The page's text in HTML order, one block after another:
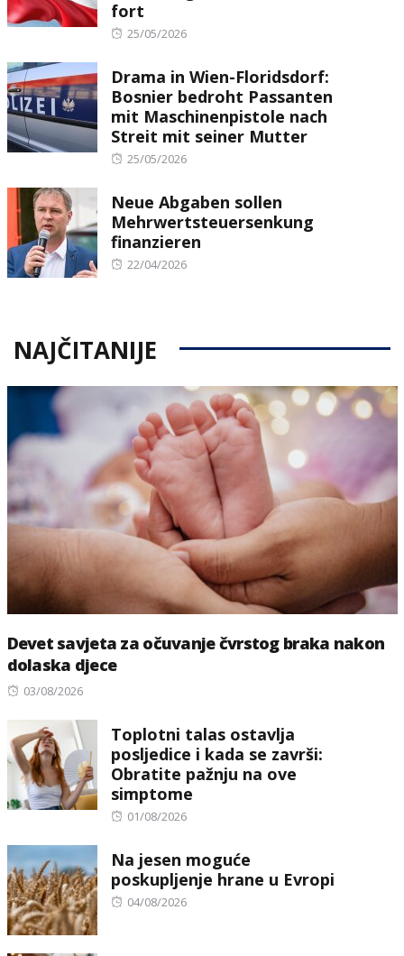
fort
Posted
25/05/2026
Drama in Wien-Floridsdorf:
Bosnier bedroht Passanten
mit Maschinenpistole nach
Streit mit seiner Mutter
Posted
25/05/2026
Neue Abgaben sollen
Mehrwertsteuersenkung
finanzieren
Posted
22/04/2026
NAJČITANIJE
Devet savjeta za očuvanje čvrstog braka nakon
dolaska djece
Posted
03/08/2026
Toplotni talas ostavlja
posljedice i kada se završi:
Obratite pažnju na ove
simptome
Posted
01/08/2026
Na jesen moguće
poskupljenje hrane u Evropi
Posted
04/08/2026